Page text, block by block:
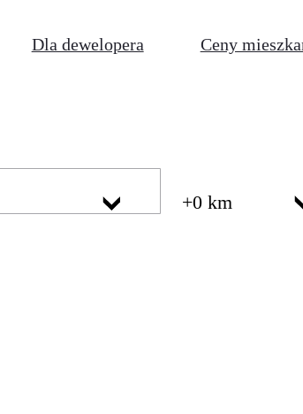
Dla dewelopera Ceny
+0 km